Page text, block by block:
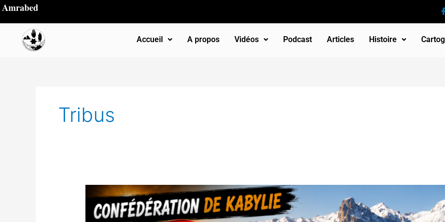
Aller
contenu
Amrabed
Accueil A propos Vidéos Podcast Articles Histoire
Tribus
Betrun